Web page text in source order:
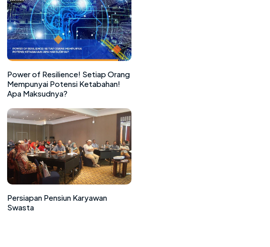
Power of Resilience! Setiap Orang
Mempunyai Potensi Ketabahan!
Apa Maksudnya?
Persiapan Pensiun Karyawan
Swasta